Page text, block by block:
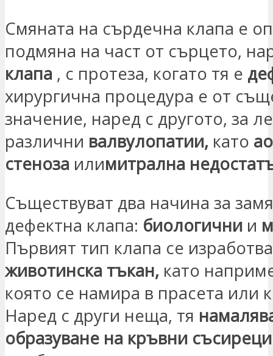
Смяната на сърдечна клапа е
подмяна на част от сърцето,
клапа , с протеза, когато тя е
хирургична процедура е от
значение, наред с другото, за
различни валвулопатии, като
стеноза илимитрална
Съществуват два начина за
дефектна клапа: биологични и
Първият тип клапа се
животинска тъкан, като
която се намира в прасета или
Наред с други неща, тя
образуване на кръвни съсиреци